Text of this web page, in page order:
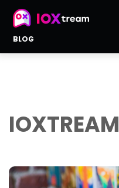
BLOG
IOXTREAM